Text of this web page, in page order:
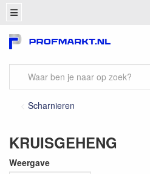
Scharnieren
KRUISGEHENG
Weergave